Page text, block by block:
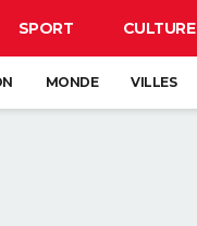
SPORT CULTURE
MONDE VILLES